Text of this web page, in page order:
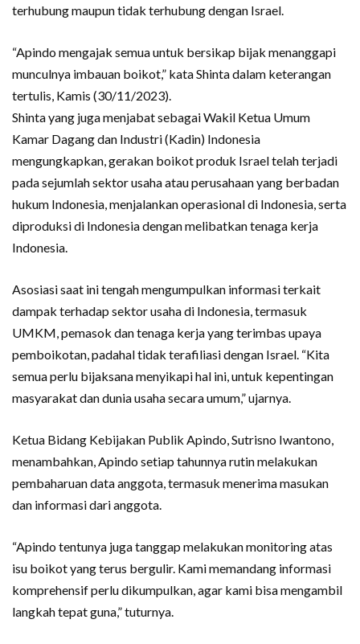
terhubung maupun tidak terhubung dengan Israel.
“Apindo mengajak semua untuk bersikap bijak menanggapi
munculnya imbauan boikot,” kata Shinta dalam keterangan
tertulis, Kamis (30/11/2023).
Shinta yang juga menjabat sebagai Wakil Ketua Umum
Kamar Dagang dan Industri (Kadin) Indonesia
mengungkapkan, gerakan boikot produk Israel telah terjadi
pada sejumlah sektor usaha atau perusahaan yang berbadan
hukum Indonesia, menjalankan operasional di Indonesia, serta
diproduksi di Indonesia dengan melibatkan tenaga kerja
Indonesia.
Asosiasi saat ini tengah mengumpulkan informasi terkait
dampak terhadap sektor usaha di Indonesia, termasuk
UMKM, pemasok dan tenaga kerja yang terimbas upaya
pemboikotan, padahal tidak terafiliasi dengan Israel. “Kita
semua perlu bijaksana menyikapi hal ini, untuk kepentingan
masyarakat dan dunia usaha secara umum,” ujarnya.
Ketua Bidang Kebijakan Publik Apindo, Sutrisno Iwantono,
menambahkan, Apindo setiap tahunnya rutin melakukan
pembaharuan data anggota, termasuk menerima masukan
dan informasi dari anggota.
“Apindo tentunya juga tanggap melakukan monitoring atas
isu boikot yang terus bergulir. Kami memandang informasi
komprehensif perlu dikumpulkan, agar kami bisa mengambil
langkah tepat guna,” tuturnya.